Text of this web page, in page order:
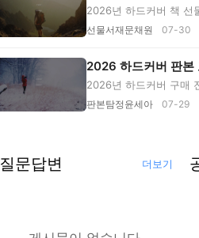
2026년 하드커버 책 선
본...
선물서재문채원 07-30
2026 하드커버 판본
2026년 하드커버 구매
입...
판본탐정윤세아 07-29
질문답변 더보기